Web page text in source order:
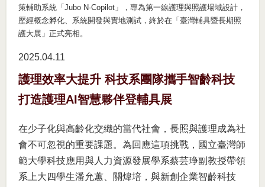
策輔助系統「Jubo N-Copilot」，專為第一線護理與照護場域設計，
歷經概念孵化、系統開發與實地測試，終於在「臺灣輔具暨長期照
護大展」正式亮相。
2025.04 11
護理效率大提升 科技系團隊攜手智齡科技
打造護理AI智慧夥伴登輔具展
在少子化與高齡化交織的當代社會，長照與護理成為社
會不可忽視的重要課題。為回應這項挑戰，國立臺灣師
範大學科技應用與人力資源發展學系蔡芸琤副教授帶領
系上大四學生潘允蕙、關煒培，與新創企業智齡科技